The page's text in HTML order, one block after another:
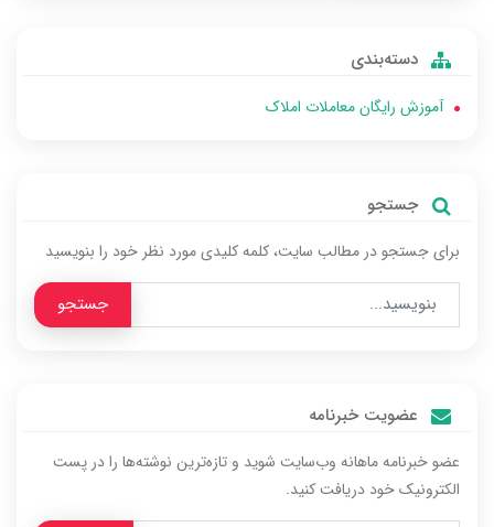
دسته‌بندی
آموزش رایگان معاملات املاک
جستجو
برای جستجو در مطالب سایت، کلمه‌ کلیدی مورد نظر خود را بنویسید
جستجو
عضویت خبرنامه
عضو خبرنامه ماهانه وب‌سایت شوید و تازه‌ترین نوشته‌ها را در پست
الکترونیک خود دریافت کنید.